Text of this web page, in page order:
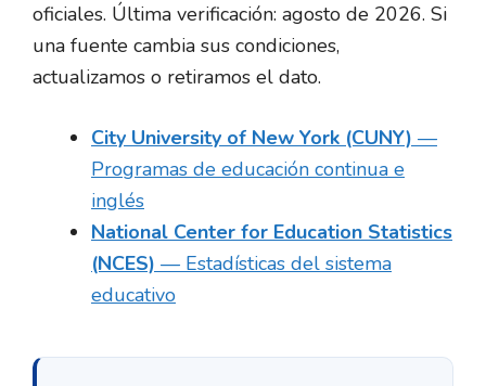
oficiales. Última verificación: agosto de 2026. Si
una fuente cambia sus condiciones,
actualizamos o retiramos el dato.
City University of New York (CUNY) —
Programas de educación continua e
inglés
National Center for Education Statistics
(NCES) — Estadísticas del sistema
educativo